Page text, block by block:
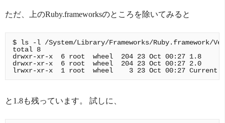
ただ、上のRuby.frameworksのところを除いてみると
$ ls -l /System/Library/Frameworks/Ruby.framework/
total 8
drwxr-xr-x  6 root  wheel  204 23 Oct 00:27 1.8
drwxr-xr-x  6 root  wheel  204 23 Oct 00:27 2.0
と1.8も残っています。 試しに、